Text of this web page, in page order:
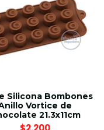
Silicona Bombones
Vortice de
21.3x11cm